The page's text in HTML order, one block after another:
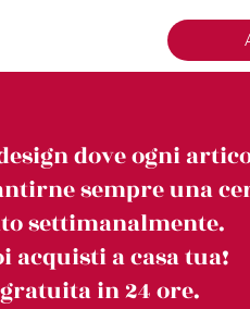
dove ogni
sempre una
settimanalmente.
acquisti a casa tua!
in 24 ore.